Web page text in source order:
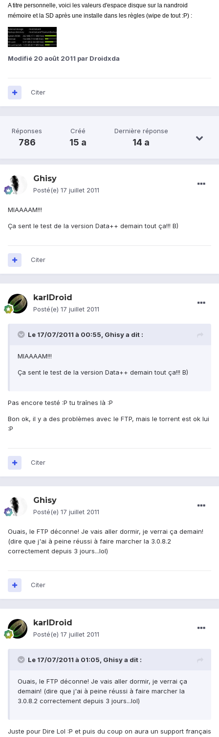
A titre personnelle, voici les valeurs d'espace disque sur la nandroid
mémoire et la SD après une installe dans les règles (wipe de tout :P) :
Modifié 20 août 2011 par Droidxda
Citer
Réponses
786
Créé
15 a
Dernière réponse
14 a
Ghisy
Posté(e) 17 juillet 2011
MIAAAAM!!!
Ça sent le test de la version Data++ demain tout ça!!! B)
Citer
karlDroid
Posté(e) 17 juillet 2011
Le 17/07/2011 à 00:55, Ghisy a dit :
MIAAAAM!!!
Ça sent le test de la version Data++ demain tout ça!!! B)
Pas encore testé :P tu traînes là :P
Bon ok, il y a des problèmes avec le FTP, mais le torrent est ok lui
:P
Citer
Ghisy
Posté(e) 17 juillet 2011
Ouais, le FTP déconne! Je vais aller dormir, je verrai ça demain!
(dire que j'ai à peine réussi à faire marcher la 3.0.8.2
correctement depuis 3 jours...lol)
Citer
karlDroid
Posté(e) 17 juillet 2011
Le 17/07/2011 à 01:05, Ghisy a dit :
Ouais, le FTP déconne! Je vais aller dormir, je verrai ça
demain! (dire que j'ai à peine réussi à faire marcher la
3.0.8.2 correctement depuis 3 jours...lol)
Juste pour Dire Lol :P et puis du coup on aura un support français